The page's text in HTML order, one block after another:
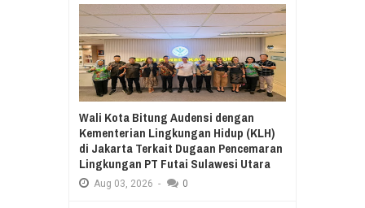
Wali Kota Bitung Audensi dengan
Kementerian Lingkungan Hidup (KLH)
di Jakarta Terkait Dugaan Pencemaran
Lingkungan PT Futai Sulawesi Utara
Aug 03, 2026 - 0